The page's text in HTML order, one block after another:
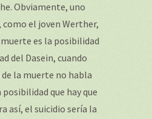
Obviamente, uno
como el joven Werther,
es la posibilidad
del Dasein, cuando
la muerte no habla
que hay que
así, el suicidio sería la